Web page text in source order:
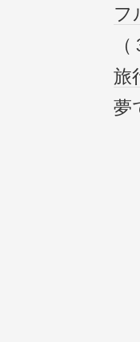
フ
旅
夢